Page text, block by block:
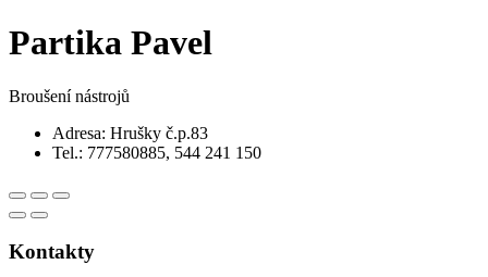
Partika Pavel
Broušení nástrojů
Adresa: Hrušky č.p.83
Tel.: 777580885, 544 241 150
Kontakty